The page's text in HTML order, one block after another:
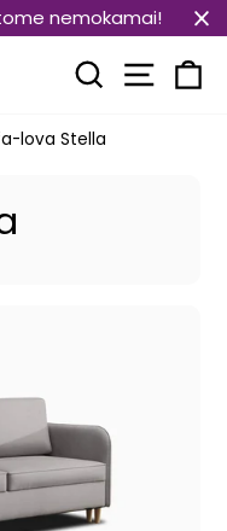
nemokamai!
Paieška
lova Stella